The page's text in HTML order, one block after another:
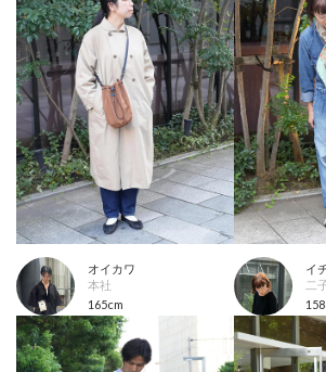
オイカワ
本社
165cm
イ
二